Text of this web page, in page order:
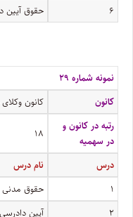
۶
حقوق آیین
نمونه شماره ۲۹
کانون
کانون
رتبه در کانون و
در سهمیه
۱۸
درس
نام درس
۱
حقوق مدنی
۲
آیین